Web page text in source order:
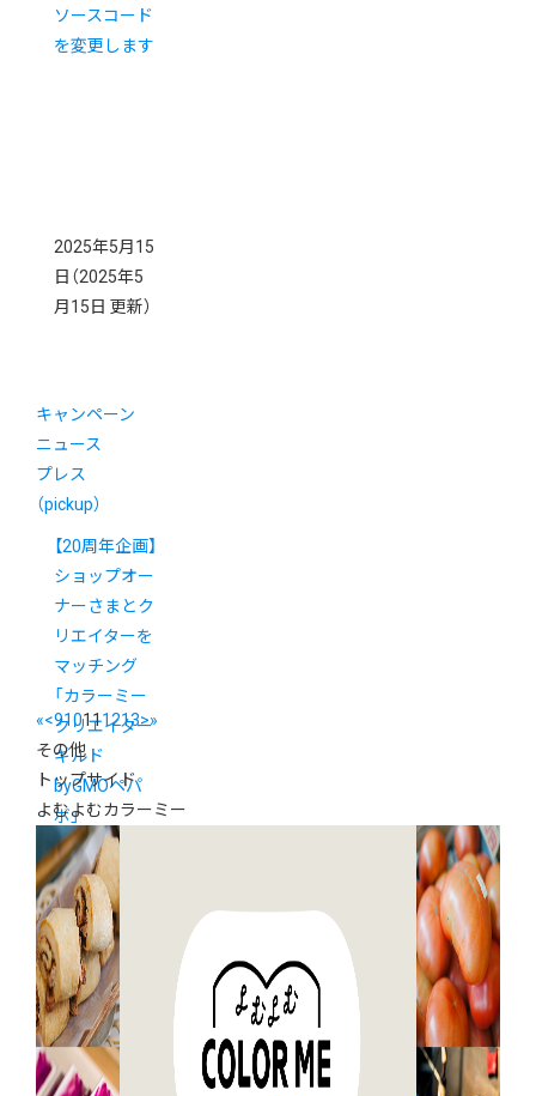
ソースコード
を変更します
2025年5月15
日 （2025年5
月15日 更新）
キャンペーン
ニュース
プレス
（pickup）
【20周年企画】
ショップオー
ナーさまとク
リエイターを
マッチング
「カラーミー
クリエイター
ギルド
byGMOペパ
ボ」
«<910111213>»
その他
トップサイド
よむよむカラーミー